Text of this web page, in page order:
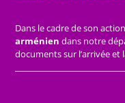
Dans le cadre de son
arménien dans notre
documents sur l’arrivée et